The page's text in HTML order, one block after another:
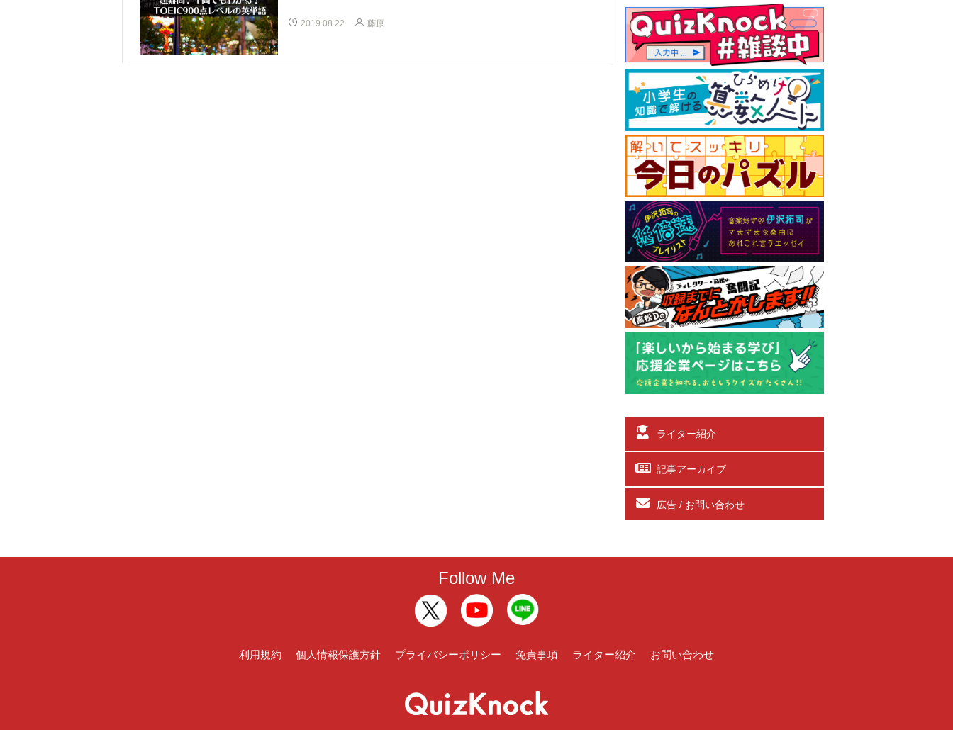
2019.08.22 藤原
ライター紹介
記事アーカイブ
広告 / お問い合わせ
Follow Me
利用規約 個人情報保護方針 プライバシーポリシー 免責事項 ライター紹介 お問い合わせ